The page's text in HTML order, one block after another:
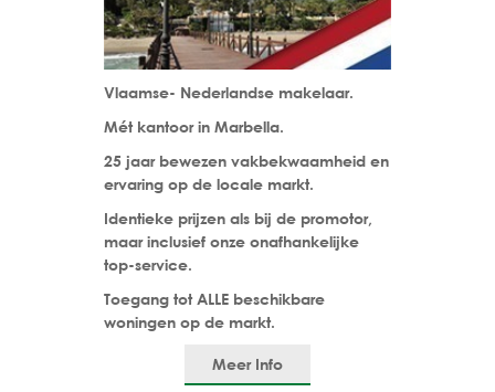
Vlaamse- Nederlandse makelaar.
Mét kantoor in Marbella.
25 jaar bewezen vakbekwaamheid en
ervaring op de locale markt.
Identieke prijzen als bij de promotor,
maar inclusief onze onafhankelijke
top-service.
Toegang tot ALLE beschikbare
woningen op de markt.
Meer Info